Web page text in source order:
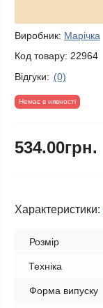
Виробник: Марічка
Код товару: 22964
Відгуки: (0)
Немає в нявності
534.00грн.
Характеристики:
Розмір
Техніка
Форма випуску